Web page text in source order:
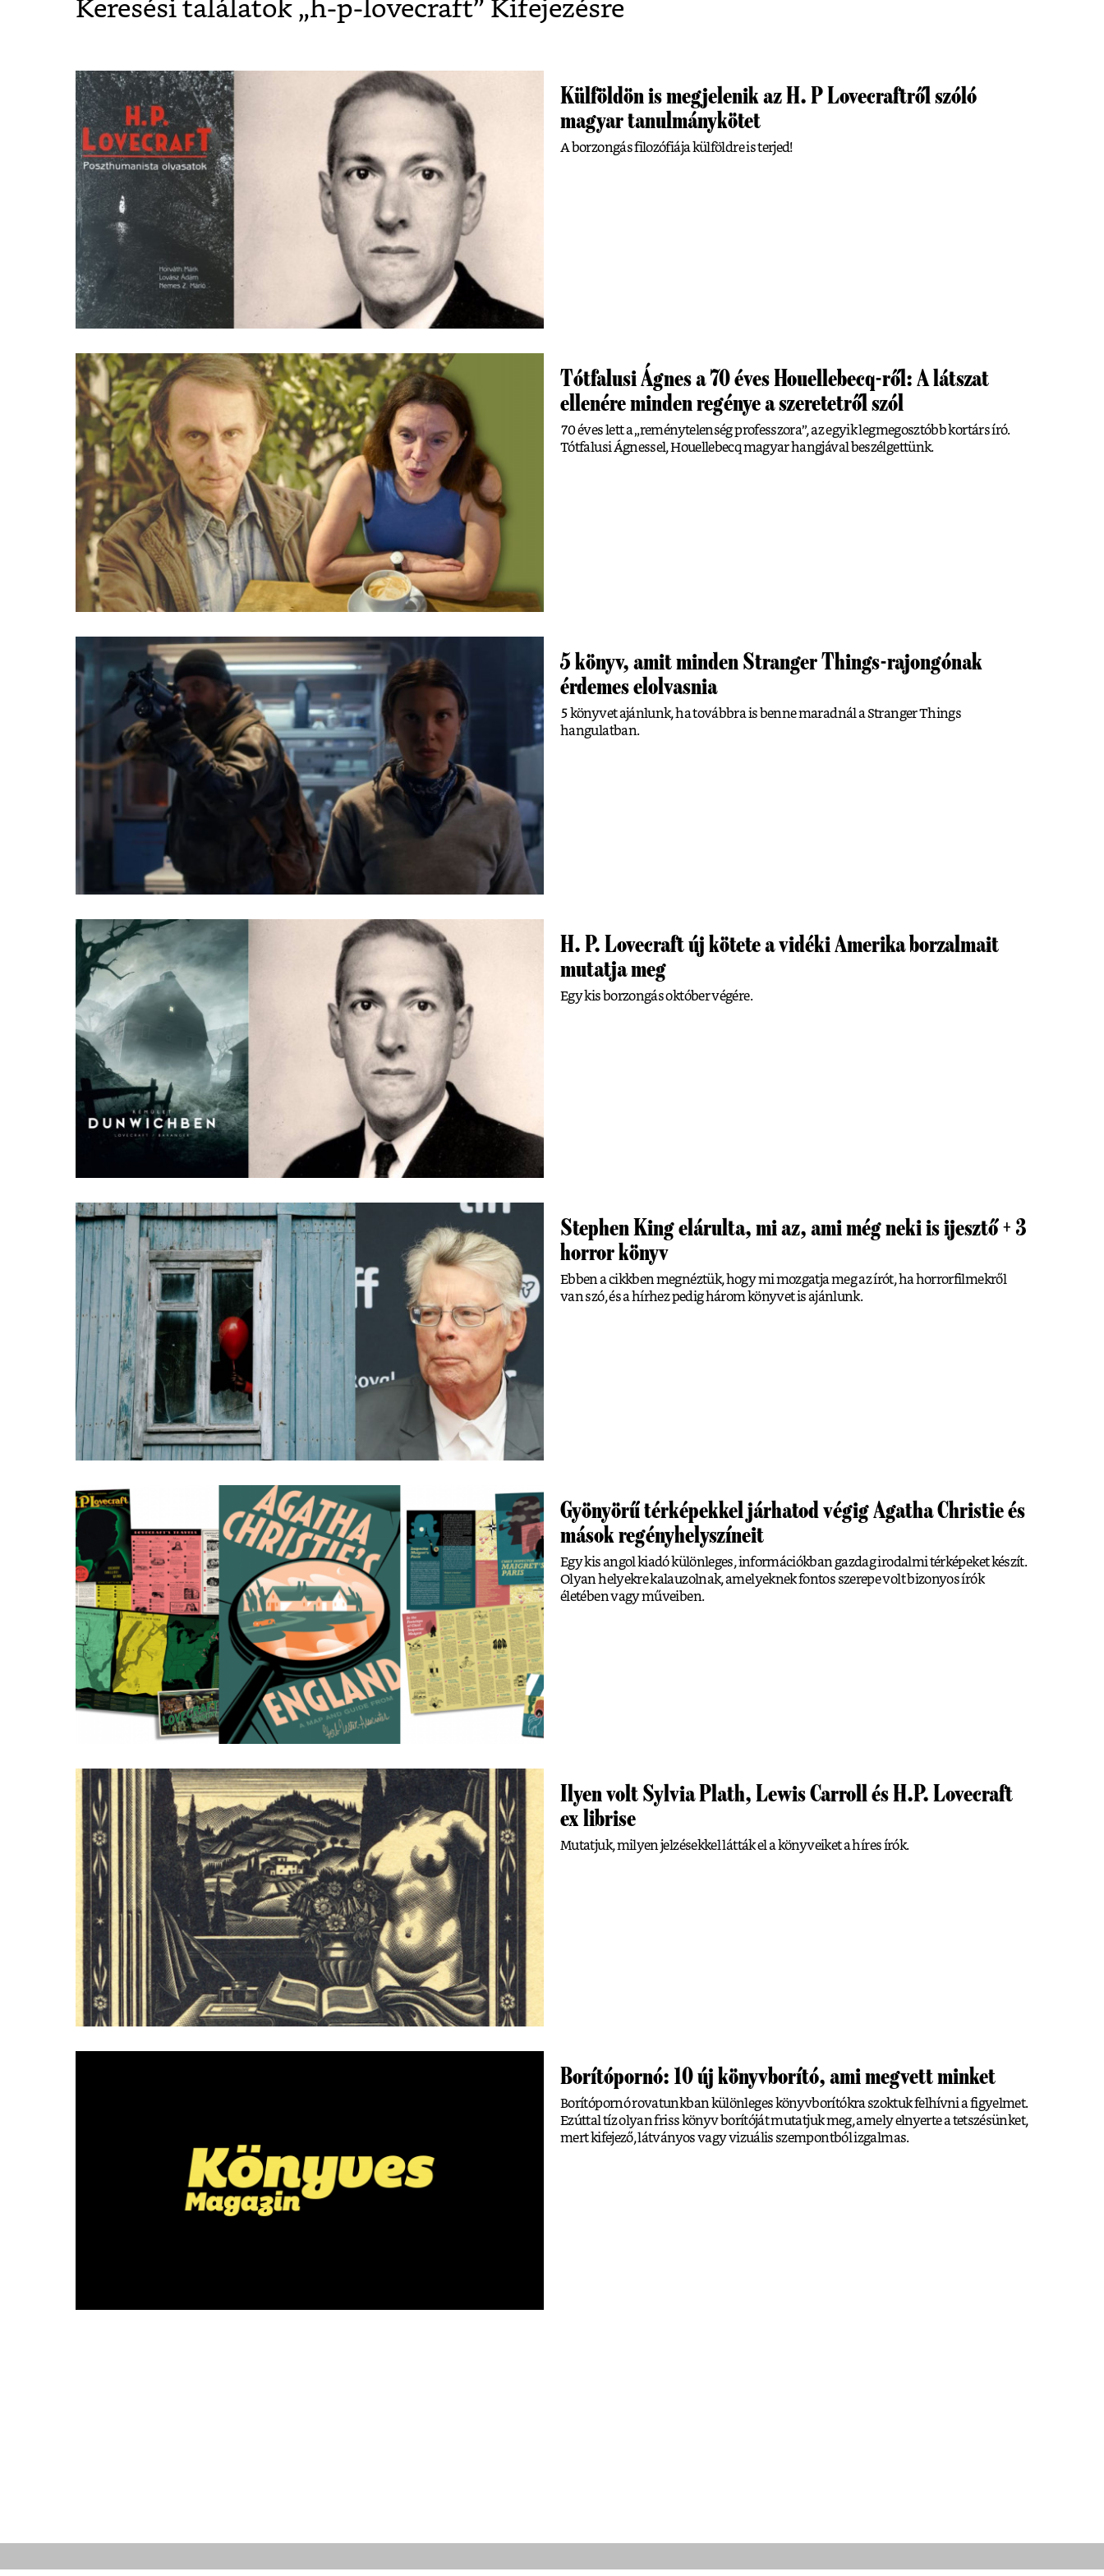
Keresési találatok „h-p-lovecraft” Kifejezésre
Külföldön is megjelenik az H. P Lovecraftről szóló
magyar tanulmánykötet
A borzongás filozófiája külföldre is terjed!
Tótfalusi Ágnes a 70 éves Houellebecq-ről: A látszat
ellenére minden regénye a szeretetről szól
70 éves lett a „reménytelenség professzora”, az egyik legmegosztóbb kortárs író.
Tótfalusi Ágnessel, Houellebecq magyar hangjával beszélgettünk.
5 könyv, amit minden Stranger Things-rajongónak
érdemes elolvasnia
5 könyvet ajánlunk, ha továbbra is benne maradnál a Stranger Things
hangulatban.
H. P. Lovecraft új kötete a vidéki Amerika borzalmait
mutatja meg
Egy kis borzongás október végére.
Stephen King elárulta, mi az, ami még neki is ijesztő + 3
horror könyv
Ebben a cikkben megnéztük, hogy mi mozgatja meg az írót, ha horrorfilmekről
van szó, és a hírhez pedig három könyvet is ajánlunk.
Gyönyörű térképekkel járhatod végig Agatha Christie és
mások regényhelyszíneit
Egy kis angol kiadó különleges, információkban gazdag irodalmi térképeket készít.
Olyan helyekre kalauzolnak, amelyeknek fontos szerepe volt bizonyos írók
életében vagy műveiben.
Ilyen volt Sylvia Plath, Lewis Carroll és H.P. Lovecraft
ex librise
Mutatjuk, milyen jelzésekkel látták el a könyveiket a híres írók.
Borítópornó: 10 új könyvborító, ami megvett minket
Borítópornó rovatunkban különleges könyvborítókra szoktuk felhívni a figyelmet.
Ezúttal tíz olyan friss könyv borítóját mutatjuk meg, amely elnyerte a tetszésünket,
mert kifejező, látványos vagy vizuális szempontból izgalmas.